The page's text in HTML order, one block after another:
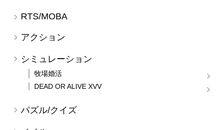
RTS/MOBA
アクション
シミュレーション
牧場婚活
DEAD OR ALIVE XVV
パズル/クイズ